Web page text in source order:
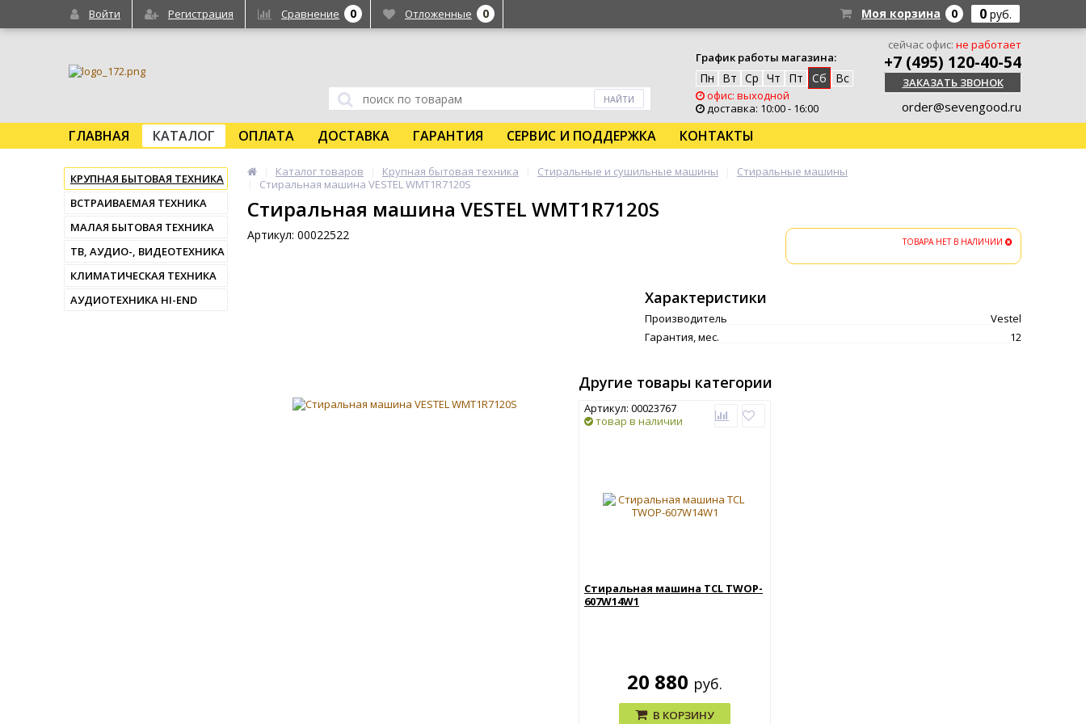
График работы магазина:
Пн Вт Ср Чт Пт Сб Вс
офис: выходной
доставка: 10:00 - 16:00
сейчас офис: не работает
+7 (495) 120-40-54
ЗАКАЗАТЬ ЗВОНОК
order@sevengood.ru
ГЛАВНАЯ КАТАЛОГ ОПЛАТА ДОСТАВКА ГАРАНТИЯ СЕРВИС И ПОДДЕРЖКА КОНТАКТЫ
КРУПНАЯ БЫТОВАЯ ТЕХНИКА
ВСТРАИВАЕМАЯ ТЕХНИКА
МАЛАЯ БЫТОВАЯ ТЕХНИКА
ТВ, АУДИО-, ВИДЕОТЕХНИКА
КЛИМАТИЧЕСКАЯ ТЕХНИКА
АУДИОТЕХНИКА HI-END
Каталог товаров Крупная бытовая техника Стиральные и сушильные машины
Стиральные машины
Стиральная машина VESTEL WMT1R7120S
Стиральная машина VESTEL WMT1R7120S
Артикул: 00022522 ТОВАРА НЕТ В НАЛИЧИИ
Характеристики
Производитель
Vestel
Гарантия, мес.
12
Другие товары категории
Артикул: 00023767
товар в наличии
Стиральная машина TCL TWOP-
607W14W1
20 880 руб.
В КОРЗИНУ
Войти Регистрация Сравнение 0 Отложенные 0 Моя корзина 0 0 руб.